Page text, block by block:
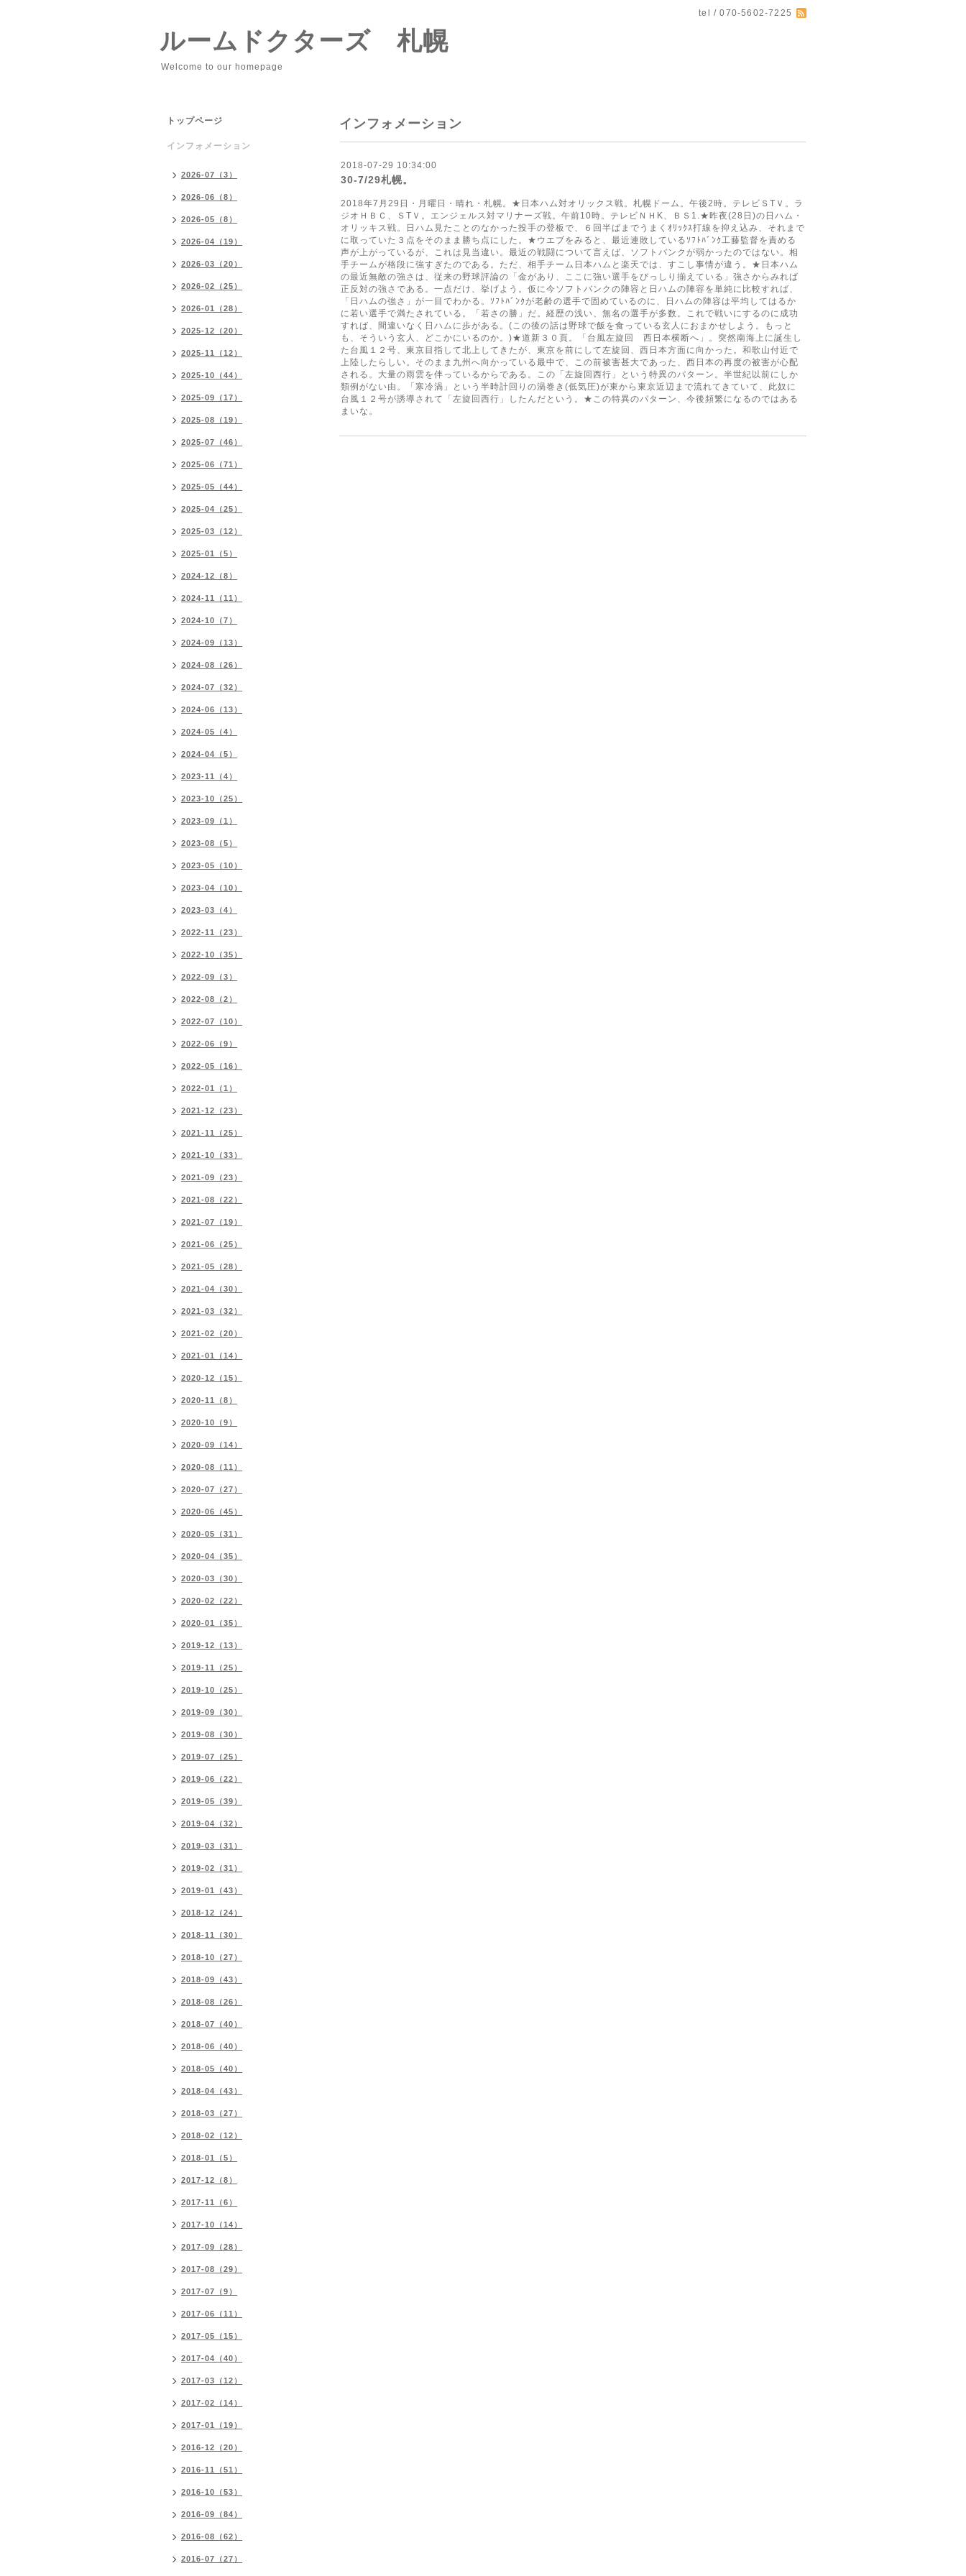
tel / 070-5602-7225
ルームドクターズ 札幌
Welcome to our homepage
インフォメーション
2018-07-29 10:34:00
30-7/29札幌。
2018年7月29日・月曜日・晴れ・札幌。★日本ハム対オリックス戦。札幌ドーム。午後2時。テレビＳТＶ。ラ
ジオＨＢＣ、ＳТＶ。エンジェルス対マリナーズ戦。午前10時。テレビＮＨK、ＢＳ1.★昨夜(28日)の日ハム・
オリッキス戦。日ハム見たことのなかった投手の登板で、６回半ばまでうまくｵﾘｯｸｽ打線を抑え込み、それまで
に取っていた３点をそのまま勝ち点にした。★ウエブをみると、最近連敗しているｿﾌﾄﾊﾞﾝｸ工藤監督を責める
声が上がっているが、これは見当違い。最近の戦闘について言えば、ソフトバンクが弱かったのではない。相
手チームが格段に強すぎたのである。ただ、相手チーム日本ハムと楽天では、すこし事情が違う。★日本ハム
の最近無敵の強さは、従来の野球評論の「金があり、ここに強い選手をびっしり揃えている」強さからみれば
正反対の強さである。一点だけ、挙げよう。仮に今ソフトバンクの陣容と日ハムの陣容を単純に比較すれば、
「日ハムの強さ」が一目でわかる。ｿﾌﾄﾊﾞﾝｸが老齢の選手で固めているのに、日ハムの陣容は平均してはるか
に若い選手で満たされている。「若さの勝」だ。経歴の浅い、無名の選手が多数。これで戦いにするのに成功
すれば、間違いなく日ハムに歩がある。(この後の話は野球で飯を食っている玄人におまかせしよう。もっと
も、そういう玄人、どこかにいるのか。)★道新３０頁。「台風左旋回 西日本横断へ」。突然南海上に誕生し
た台風１２号、東京目指して北上してきたが、東京を前にして左旋回、西日本方面に向かった。和歌山付近で
上陸したらしい。そのまま九州へ向かっている最中で、この前被害甚大であった、西日本の再度の被害が心配
される。大量の雨雲を伴っているからである。この「左旋回西行」という特異のパターン。半世紀以前にしか
類例がない由。「寒冷渦」という半時計回りの渦巻き(低気圧)が東から東京近辺まで流れてきていて、此奴に
台風１２号が誘導されて「左旋回西行」したんだという。★この特異のパターン、今後頻繁になるのではある
まいな。
トップページ
インフォメーション
2026-07（3）
2026-06（8）
2026-05（8）
2026-04（19）
2026-03（20）
2026-02（25）
2026-01（28）
2025-12（20）
2025-11（12）
2025-10（44）
2025-09（17）
2025-08（19）
2025-07（46）
2025-06（71）
2025-05（44）
2025-04（25）
2025-03（12）
2025-01（5）
2024-12（8）
2024-11（11）
2024-10（7）
2024-09（13）
2024-08（26）
2024-07（32）
2024-06（13）
2024-05（4）
2024-04（5）
2023-11（4）
2023-10（25）
2023-09（1）
2023-08（5）
2023-05（10）
2023-04（10）
2023-03（4）
2022-11（23）
2022-10（35）
2022-09（3）
2022-08（2）
2022-07（10）
2022-06（9）
2022-05（16）
2022-01（1）
2021-12（23）
2021-11（25）
2021-10（33）
2021-09（23）
2021-08（22）
2021-07（19）
2021-06（25）
2021-05（28）
2021-04（30）
2021-03（32）
2021-02（20）
2021-01（14）
2020-12（15）
2020-11（8）
2020-10（9）
2020-09（14）
2020-08（11）
2020-07（27）
2020-06（45）
2020-05（31）
2020-04（35）
2020-03（30）
2020-02（22）
2020-01（35）
2019-12（13）
2019-11（25）
2019-10（25）
2019-09（30）
2019-08（30）
2019-07（25）
2019-06（22）
2019-05（39）
2019-04（32）
2019-03（31）
2019-02（31）
2019-01（43）
2018-12（24）
2018-11（30）
2018-10（27）
2018-09（43）
2018-08（26）
2018-07（40）
2018-06（40）
2018-05（40）
2018-04（43）
2018-03（27）
2018-02（12）
2018-01（5）
2017-12（8）
2017-11（6）
2017-10（14）
2017-09（28）
2017-08（29）
2017-07（9）
2017-06（11）
2017-05（15）
2017-04（40）
2017-03（12）
2017-02（14）
2017-01（19）
2016-12（20）
2016-11（51）
2016-10（53）
2016-09（84）
2016-08（62）
2016-07（27）